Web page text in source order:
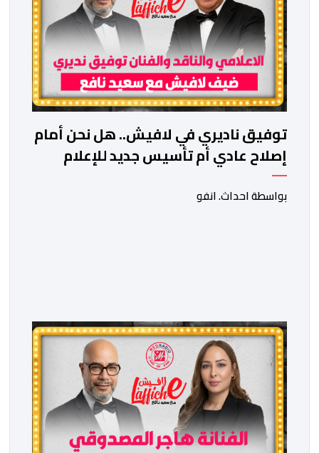
توفيق ناديري في لافيش.. هل نحن أمام
إصلاح عادي أم تأسيس جديد للإعلام
المغربي؟
بواسطة احداث. انفو